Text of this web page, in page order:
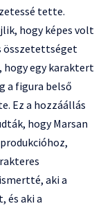
tette.
hogy képes volt
összetettséget
hogy egy karaktert
a figura belső
Ez a hozzáállás
hogy Marsan
aki a
és aki a